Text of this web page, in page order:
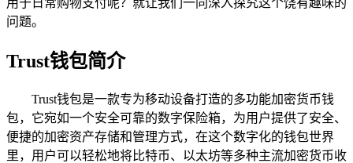
问题。
Trust钱包简介
Trust钱包是一款专为移动设备打造的多功能加密货币钱
包，它宛如一个安全可靠的数字保险箱，为用户提供了安全、
便捷的加密资产存储和管理方式，在这个数字化的钱包世界
里，用户可以轻松地将比特币、以太坊等多种主流加密货币收